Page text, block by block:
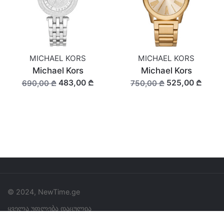
MICHAEL KORS
Michael Kors
690,00 ₾483,00 ₾
MICHAEL KORS
Michael Kors
750,00 ₾ 525,00 ₾
© 2024, NewTime.ge
ყველა უფლება დაცულია